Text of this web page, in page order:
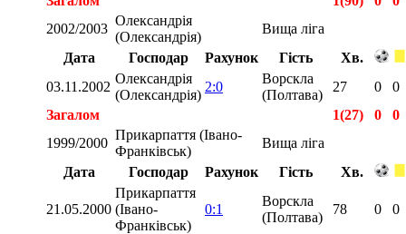
2002/2003
Олександрія
(Олександрія)
Вища ліга
Дата
Господар Рахунок Гість
Хв.
03.11.2002
Олександрія
(Олександрія)
2:0
Ворскла
(Полтава)
27 0
0
Загалом
1(27) 0
0
1999/2000
Прикарпаття (Івано-
Франківськ)
Вища ліга
Дата
Господар Рахунок Гість Хв.
21.05.2000
Прикарпаття
(Івано-
Франківськ)
0:1
Ворскла
(Полтава)
78 0 0